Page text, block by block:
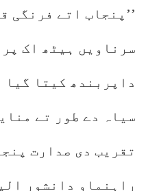
’’پنجاب اتے فرنگی
سرناویں ہیٹھ اک
سیاہ دے طور تے
تقریب دی صدارت
راہنماو دانشور